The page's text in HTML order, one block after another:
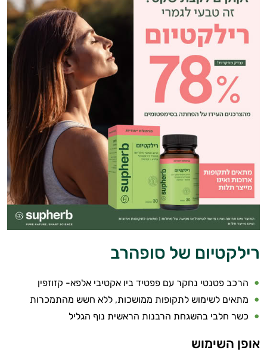
רילקטיום של סופהרב
הרכב פטנטי נחקר עם פפטיד ביו אקטיבי אלפא- קזוזפין
מתאים לשימוש לתקופות ממושכות, ללא חשש מהתמכרות
כשר חלבי בהשגחת הרבנות הראשית נוף הגליל
אופן השימוש